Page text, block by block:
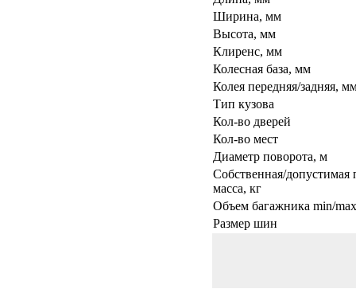
Ширина, мм
Высота, мм
Клиренс, мм
Колесная база, мм
Колея передняя/задняя,
Тип кузова
Кол-во дверей
Кол-во мест
Диаметр поворота, м
Собственная/допустимая
масса, кг
Объем багажника min/
Размер шин